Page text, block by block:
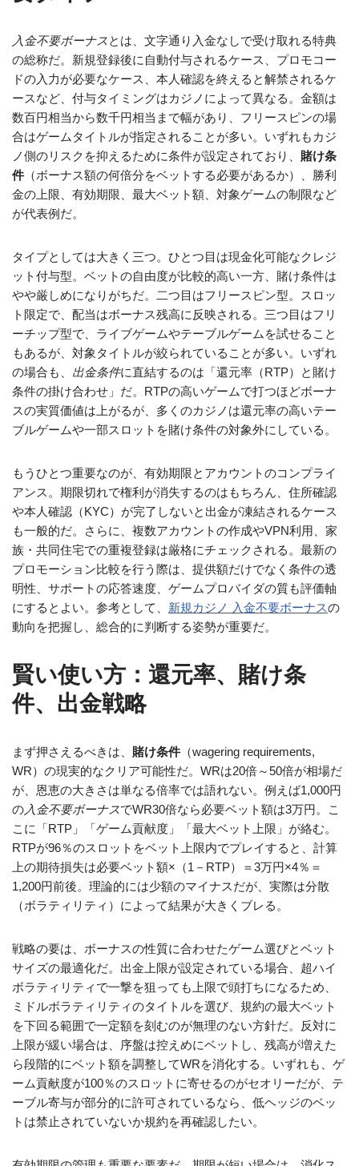
入金不要ボーナスとは、文字通り入金なしで受け取れる特典
の総称だ。新規登録後に自動付与されるケース、プロモコー
ドの入力が必要なケース、本人確認を終えると解禁されるケ
ースなど、付与タイミングはカジノによって異なる。金額は
数百円相当から数千円相当まで幅があり、フリースピンの場
合はゲームタイトルが指定されることが多い。いずれもカジ
ノ側のリスクを抑えるために条件が設定されており、 賭け条
件（ボーナス額の何倍分をベットする必要があるか）、勝利
金の上限、有効期限、最大ベット額、対象ゲームの制限など
が代表例だ。
タイプとしては大きく三つ。ひとつ目は現金化可能なクレジ
ット付与型。ベットの自由度が比較的高い一方、賭け条件は
やや厳しめになりがちだ。二つ目はフリースピン型。スロッ
ト限定で、配当はボーナス残高に反映される。三つ目はフリ
ーチップ型で、ライブゲームやテーブルゲームを試せること
もあるが、対象タイトルが絞られていることが多い。いずれ
の場合も、 出金条件に直結するのは「還元率（RTP）と賭け
条件の掛け合わせ」だ。RTPの高いゲームで打つほどボーナ
スの実質価値は上がるが、多くのカジノは還元率の高いテー
ブルゲームや一部スロットを賭け条件の対象外にしている。
もうひとつ重要なのが、有効期限とアカウントのコンプライ
アンス。期限切れで権利が消失するのはもちろん、住所確認
や本人確認（KYC）が完了しないと出金が凍結されるケース
も一般的だ。さらに、複数アカウントの作成やVPN利用、家
族・共同住宅での重複登録は厳格にチェックされる。最新の
プロモーション比較を行う際は、提供額だけでなく条件の透
明性、サポートの応答速度、ゲームプロバイダの質も評価軸
にするとよい。参考として、 新規カジノ 入金不要ボーナスの
動向を把握し、総合的に判断する姿勢が重要だ。
賢い使い方：還元率、賭け条
件、出金戦略
まず押さえるべきは、 賭け条件（wagering requirements,
WR）の現実的なクリア可能性だ。WRは20倍～50倍が相場だ
が、恩恵の大きさは単なる倍率では語れない。例えば1,000円
の入金不要ボーナスでWR30倍なら必要ベット額は3万円。こ
こに「RTP」「ゲーム貢献度」「最大ベット上限」が絡む。
RTPが96％のスロットをベット上限内でプレイすると、計算
上の期待損失は必要ベット額×（1－RTP）＝3万円×4％＝
1,200円前後。理論的には少額のマイナスだが、実際は分散
（ボラティリティ）によって結果が大きくブレる。
戦略の要は、ボーナスの性質に合わせたゲーム選びとベット
サイズの最適化だ。出金上限が設定されている場合、超ハイ
ボラティリティで一撃を狙っても上限で頭打ちになるため、
ミドルボラティリティのタイトルを選び、規約の最大ベット
を下回る範囲で一定額を刻むのが無理のない方針だ。反対に
上限が緩い場合は、序盤は控えめにベットし、残高が増えた
ら段階的にベット額を調整してWRを消化する。いずれも、ゲ
ーム貢献度が100％のスロットに寄せるのがセオリーだが、テ
ーブル寄与が部分的に許可されているなら、低ヘッジのベッ
トは禁止されていないか規約を再確認したい。